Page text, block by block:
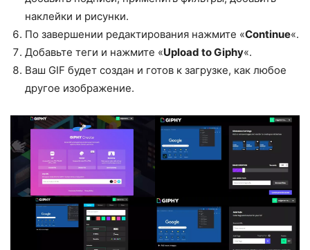
наклейки и рисунки.
По завершении редактирования нажмите «Continue«.
Добавьте теги и нажмите «Upload to Giphy«.
Ваш GIF будет создан и готов к загрузке, как любое
другое изображение.